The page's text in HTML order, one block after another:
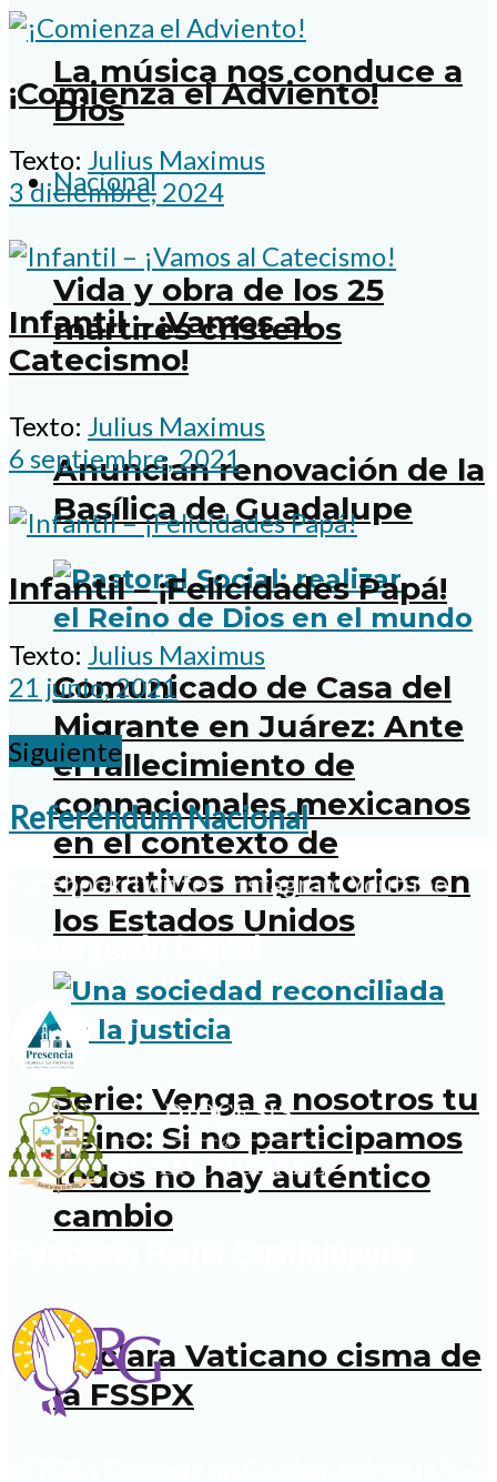
La música nos conduce a
Dios
Nacional
Vida y obra de los 25
mártires cristeros
Anuncian renovación de la
Basílica de Guadalupe
Comunicado de Casa del
Migrante en Juárez: Ante
el fallecimiento de
connacionales mexicanos
en el contexto de
operativos migratorios en
los Estados Unidos
Serie: Venga a nosotros tu
Reino: Si no participamos
todos no hay auténtico
cambio
Declara Vaticano cisma de
la FSSPX
¡Comienza el Adviento!
Texto: Julius Maximus
3 diciembre, 2024
Infantil – ¡Vamos al
Catecismo!
Texto: Julius Maximus
6 septiembre, 2021
Infantil – ¡Felicidades Papá!
Texto: Julius Maximus
21 junio, 2021
Siguiente
Referéndum Nacional
FacebookTwitterInstagramYoutube